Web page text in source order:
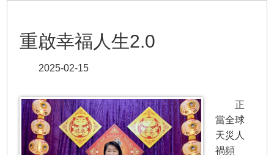
重啟幸福人生2.0
2025-02-15
正
當全球
天災人
禍頻